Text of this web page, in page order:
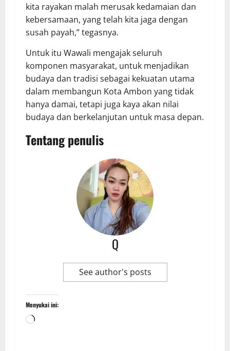
kita rayakan malah merusak kedamaian dan
kebersamaan, yang telah kita jaga dengan
susah payah,” tegasnya.
Untuk itu Wawali mengajak seluruh
komponen masyarakat, untuk menjadikan
budaya dan tradisi sebagai kekuatan utama
dalam membangun Kota Ambon yang tidak
hanya damai, tetapi juga kaya akan nilai
budaya dan berkelanjutan untuk masa depan.
Tentang penulis
Q
See author's posts
Menyukai ini: